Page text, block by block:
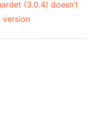
(3.0.4) doesn’t
version